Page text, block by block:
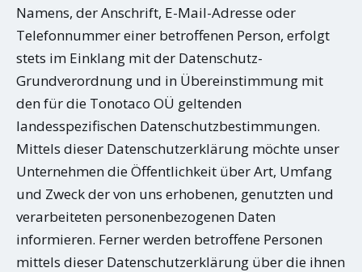
Namens, der Anschrift, E-Mail-Adresse oder
Telefonnummer einer betroffenen Person, erfolgt
stets im Einklang mit der Datenschutz-
Grundverordnung und in Übereinstimmung mit
den für die Tonotaco OÜ geltenden
landesspezifischen Datenschutzbestimmungen.
Mittels dieser Datenschutzerklärung möchte unser
Unternehmen die Öffentlichkeit über Art, Umfang
und Zweck der von uns erhobenen, genutzten und
verarbeiteten personenbezogenen Daten
informieren. Ferner werden betroffene Personen
mittels dieser Datenschutzerklärung über die ihnen